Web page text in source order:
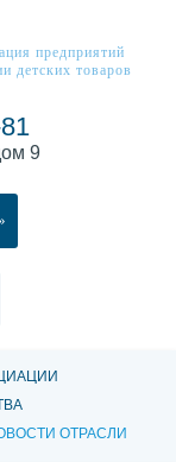
предприятий
детских товаров
9
ОТРАСЛИ